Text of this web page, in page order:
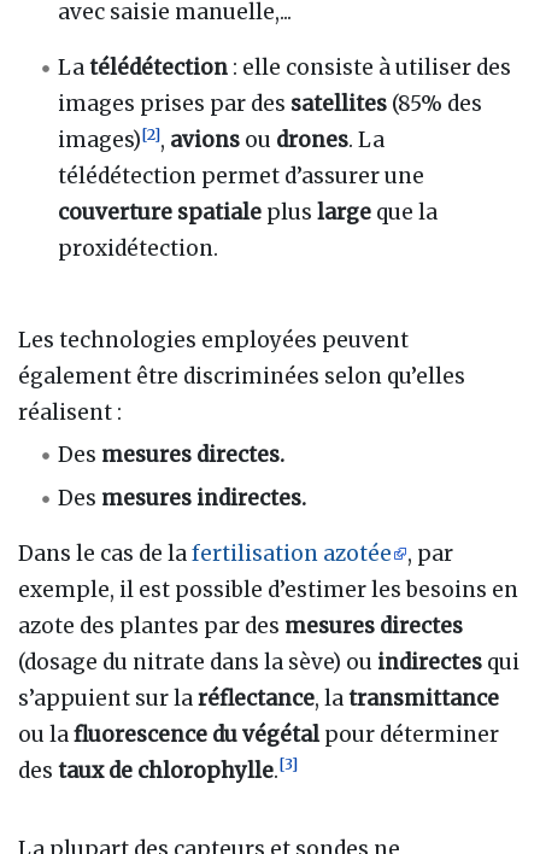
avec saisie manuelle,...
Latélédétection : elle consiste à utiliser des
images prises par des satellites (85% des
images)[2], avions ou drones. La
télédétection permet d’assurer une
couverture spatiale pluslarge que la
proxidétection.
Les technologies employées peuvent
également être discriminées selon qu’elles
réalisent :
Des mesures directes.
Des mesures indirectes.
Dans le cas de lafertilisation azotée
, par
exemple, il est possible d’estimer les besoins en
azote des plantes par des mesures directes
(dosage du nitrate dans la sève) ou indirectes qui
s’appuient sur laréflectance, latransmittance
ou lafluorescence du végétalpour déterminer
des taux de chlorophylle.[3]